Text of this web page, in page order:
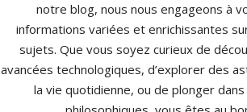
notre blog, nous nous engageons à
informations variées et enrichissantes
sujets. Que vous soyez curieux de
avancées technologiques, d’explorer des
la vie quotidienne, ou de plonger